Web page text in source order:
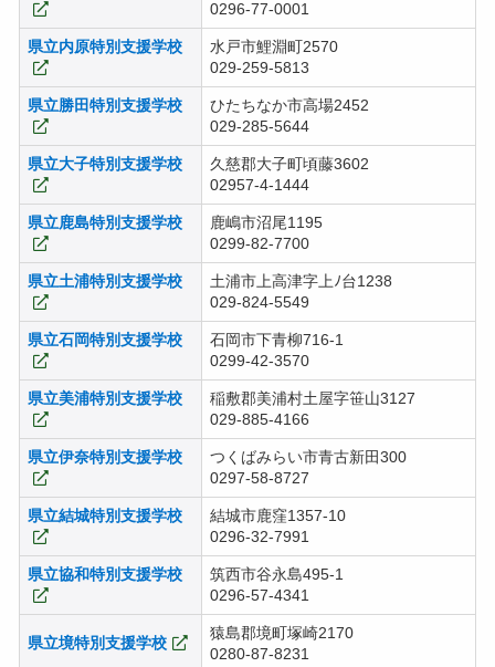
0296-77-0001
県立内原特別支援学校
水戸市鯉淵町2570
029-259-5813
県立勝田特別支援学校
ひたちなか市高場2452
029-285-5644
県立大子特別支援学校
久慈郡大子町頃藤3602
02957-4-1444
県立鹿島特別支援学校
鹿嶋市沼尾1195
0299-82-7700
県立土浦特別支援学校
土浦市上高津字上ﾉ台1238
029-824-5549
県立石岡特別支援学校
石岡市下青柳716-1
0299-42-3570
県立美浦特別支援学校
稲敷郡美浦村土屋字笹山3127
029-885-4166
県立伊奈特別支援学校
つくばみらい市青古新田300
0297-58-8727
県立結城特別支援学校
結城市鹿窪1357-10
0296-32-7991
県立協和特別支援学校
筑西市谷永島495-1
0296-57-4341
県立境特別支援学校
猿島郡境町塚崎2170
0280-87-8231